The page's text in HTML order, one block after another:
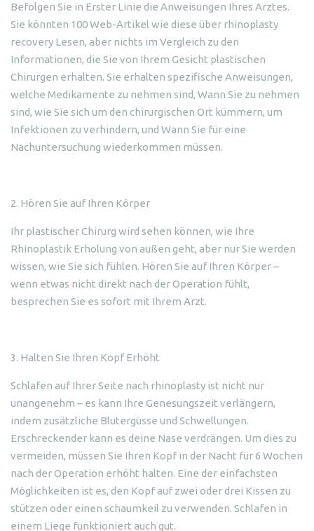
Befolgen Sie in Erster Linie die Anweisungen Ihres Arztes.
Sie könnten 100 Web-Artikel wie diese über rhinoplasty
recovery Lesen, aber nichts im Vergleich zu den
Informationen, die Sie von Ihrem Gesicht plastischen
Chirurgen erhalten. Sie erhalten spezifische Anweisungen,
welche Medikamente zu nehmen sind, Wann Sie zu nehmen
sind, wie Sie sich um den chirurgischen Ort kümmern, um
Infektionen zu verhindern, und Wann Sie für eine
Nachuntersuchung wiederkommen müssen.
2. Hören Sie auf Ihren Körper
Ihr plastischer Chirurg wird sehen können, wie Ihre
Rhinoplastik Erholung von außen geht, aber nur Sie werden
wissen, wie Sie sich fühlen. Hören Sie auf Ihren Körper –
wenn etwas nicht direkt nach der Operation fühlt,
besprechen Sie es sofort mit Ihrem Arzt.
3. Halten Sie Ihren Kopf Erhöht
Schlafen auf Ihrer Seite nach rhinoplasty ist nicht nur
unangenehm – es kann Ihre Genesungszeit verlängern,
indem zusätzliche Blutergüsse und Schwellungen.
Erschreckender kann es deine Nase verdrängen. Um dies zu
vermeiden, müssen Sie Ihren Kopf in der Nacht für 6 Wochen
nach der Operation erhöht halten. Eine der einfachsten
Möglichkeiten ist es, den Kopf auf zwei oder drei Kissen zu
stützen oder einen schaumkeil zu verwenden. Schlafen in
einem Liege funktioniert auch gut.